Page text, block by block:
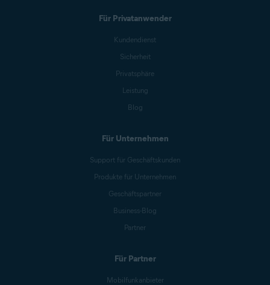
Für Privatanwender
Kundendienst
Sicherheit
Privatsphäre
Leistung
Blog
Für Unternehmen
Support für Geschäftskunden
Produkte für Unternehmen
Geschäftspartner
Business-Blog
Partner
Für Partner
Mobilfunkanbieter